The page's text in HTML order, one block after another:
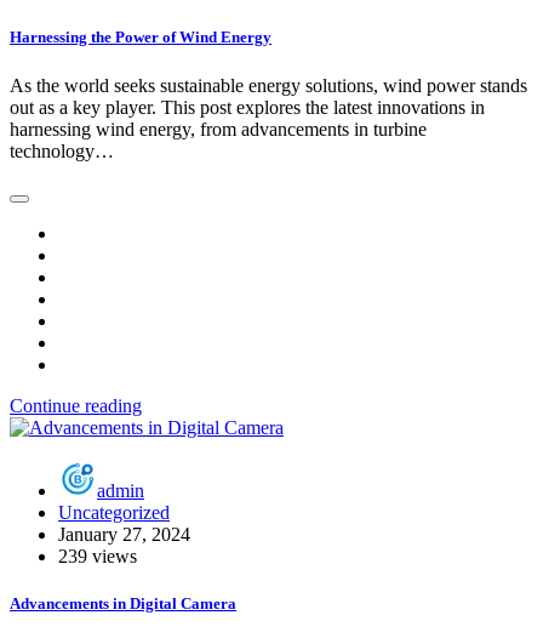
Harnessing the Power of Wind Energy
As the world seeks sustainable energy solutions, wind power stands
out as a key player. This post explores the latest innovations in
harnessing wind energy, from advancements in turbine
technology…
Continue reading
admin
Uncategorized
January 27, 2024
239 views
Advancements in Digital Camera